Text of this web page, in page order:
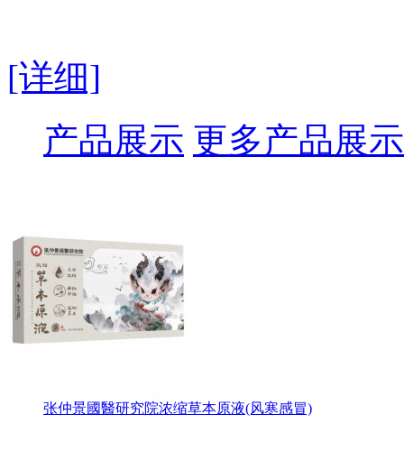
[详细]
产品展示 更多产品展示
张仲景國醫研究院浓缩草本原液(风寒感冒)